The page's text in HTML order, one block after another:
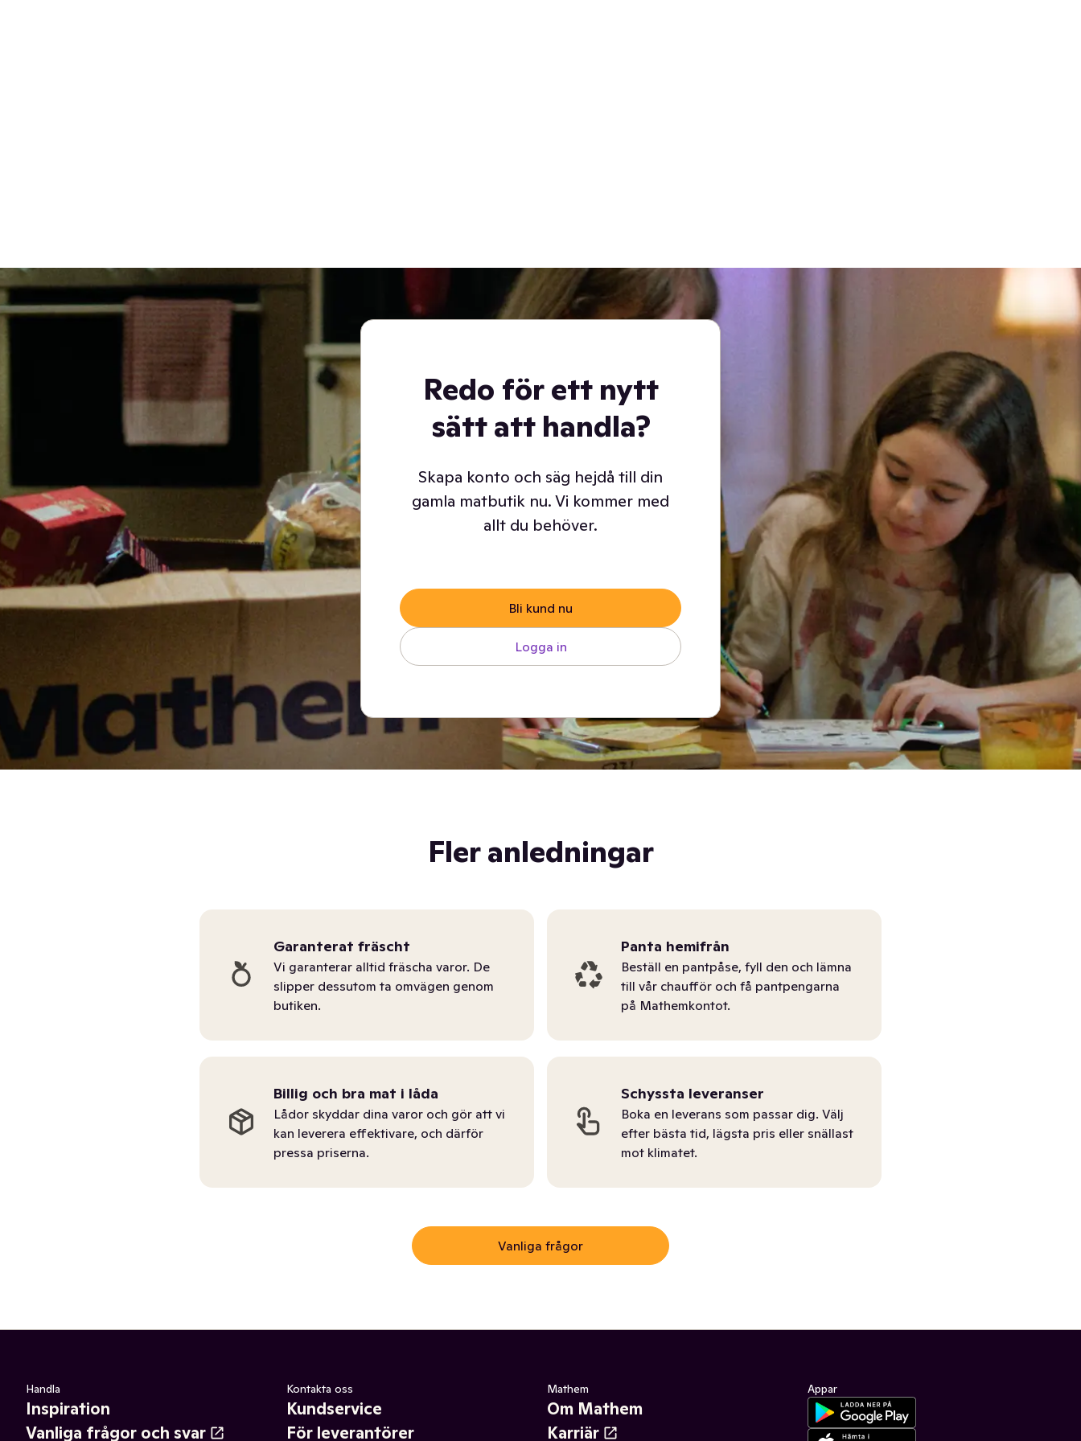
Redo för ett nytt
sätt att handla?
Skapa konto och säg hejdå till din
gamla matbutik nu. Vi kommer med
allt du behöver.
Bli kund nu
Logga in
Fler anledningar
Garanterat fräscht
Vi garanterar alltid fräscha varor. De
slipper dessutom ta omvägen genom
butiken.
Panta hemifrån
Beställ en pantpåse, fyll den och lämna
till vår chaufför och få pantpengarna
på Mathemkontot.
Billig och bra mat i låda
Lådor skyddar dina varor och gör att vi
kan leverera effektivare, och därför
pressa priserna.
Schyssta leveranser
Boka en leverans som passar dig. Välj
efter bästa tid, lägsta pris eller snällast
mot klimatet.
Vanliga frågor
Handla
Inspiration
Vanliga frågor och svar
Kontakta oss
Kundservice
För leverantörer
Mathem
Om Mathem
Karriär
Appar